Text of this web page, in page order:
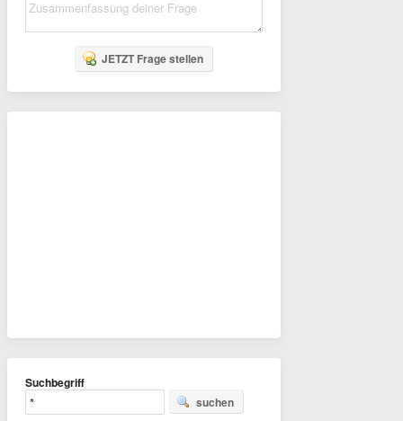
JETZT Frage stellen
Suchbegriff
suchen